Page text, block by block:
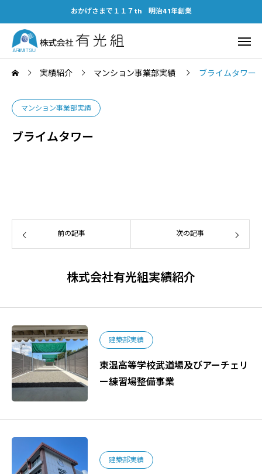
おかげさまで１１７th 明治41年創業
実績紹介 マンション事業部実績 ブライムタワー
マンション事業部実績
ブライムタワー
前の記事 次の記事
株式会社有光組実績紹介
建築部実績
東温高等学校武道場及びアーチェリ
ー練習場整備事業
建築部実績